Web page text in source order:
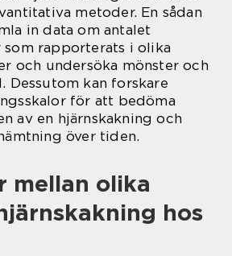
metoder. En sådan
in data om antalet
som rapporterats i olika
och undersöka mönster och
Dessutom kan forskare
för att bedöma
av en hjärnskakning och
över tiden.
mellan olika
hos